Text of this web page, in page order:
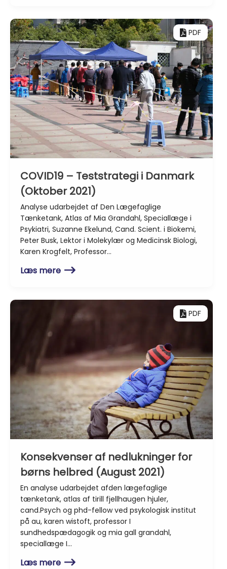
PDF
COVID19 – Teststrategi i Danmark
(Oktober 2021)
Analyse udarbejdet af Den Lægefaglige
Tænketank, Atlas af Mia Grandahl, Speciallæge i
Psykiatri, Suzanne Ekelund, Cand. Scient. i Biokemi,
Peter Busk, Lektor i Molekylær og Medicinsk Biologi,
Karen Krogfelt, Professor…
Læs mere
PDF
Konsekvenser af nedlukninger for
børns helbred (August 2021)
En analyse udarbejdet afden lægefaglige
tænketank, atlas af tirill fjellhaugen hjuler,
cand.Psych og phd-fellow ved psykologisk institut
på au, karen wistoft, professor I
sundhedspædagogik og mia gall grandahl,
speciallæge I…
Læs mere